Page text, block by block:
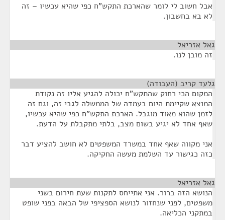
אבל חשוב לי לומר שהארכת התקש"ח כפי שהיא עכשיו – זה
לא בא בחשבון.
גאל אזריאל
זה מובן לנו.
גלעד קריב (העבודה)
המקום הכי רחוק שהתקש"ח יכולה להגיע אליו זה נקודת
המוצא שקיימת היום בעמדה של הממשלה לגבי זה, וגם זה
לזמן שהוא מאוד מוגבל. הארכת התקש"ח כפי שהיא עכשיו,
שאף אחד לא יגיע בשום מצב, בלתי מתקבלת על הדעת.
אני מקווה שאף אחד במשרד המשפטים לא חושב להציע דבר
כזה כגישור עד השלמת מעשה החקיקה.
גאל אזריאל
הנושא הזה ברור. אני אתייחס לתקנות שעת חירום בשני
משפטים, לפני שנחזור לנושא הספציפי של הבאה בפני שופט
במתקני הכליאה.